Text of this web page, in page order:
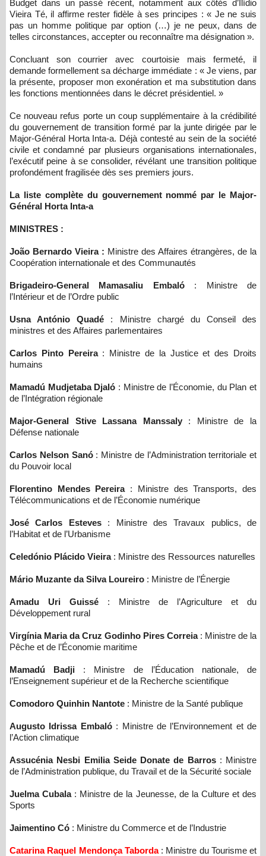
Budget dans un passé récent, notamment aux côtés d’Ilídio
Vieira Té, il affirme rester fidèle à ses principes : « Je ne suis
pas un homme politique par option (…) je ne peux, dans de
telles circonstances, accepter ou reconnaître ma désignation ».
Concluant son courrier avec courtoisie mais fermeté, il
demande formellement sa décharge immédiate : « Je viens, par
la présente, proposer mon exonération et ma substitution dans
les fonctions mentionnées dans le décret présidentiel. »
Ce nouveau refus porte un coup supplémentaire à la crédibilité
du gouvernement de transition formé par la junte dirigée par le
Major-Général Horta Inta-a. Déjà contesté au sein de la société
civile et condamné par plusieurs organisations internationales,
l’exécutif peine à se consolider, révélant une transition politique
profondément fragilisée dès ses premiers jours.
La liste complète du gouvernement nommé par le Major-
Général Horta Inta-a
MINISTRES :
João Bernardo Vieira : Ministre des Affaires étrangères, de la
Coopération internationale et des Communautés
Brigadeiro-General Mamasaliu Embaló: Ministre de
l’Intérieur et de l’Ordre public
Usna António Quadé : Ministre chargé du Conseil des
ministres et des Affaires parlementaires
Carlos Pinto Pereira : Ministre de la Justice et des Droits
humains
Mamadú Mudjetaba Djaló : Ministre de l’Économie, du Plan et
de l’Intégration régionale
Major-General Stive Lassana Manssaly: Ministre de la
Défense nationale
Carlos Nelson Sanó: Ministre de l’Administration territoriale et
du Pouvoir local
Florentino Mendes Pereira: Ministre des Transports, des
Télécommunications et de l’Économie numérique
José Carlos Esteves: Ministre des Travaux publics, de
l’Habitat et de l’Urbanisme
Celedónio Plácido Vieira: Ministre des Ressources naturelles
Mário Muzante da Silva Loureiro : Ministre de l’Énergie
Amadu Uri Guissé : Ministre de l’Agriculture et du
Développement rural
Virgínia Maria da Cruz Godinho Pires Correia: Ministre de la
Pêche et de l’Économie maritime
Mamadú Badji : Ministre de l’Éducation nationale, de
l’Enseignement supérieur et de la Recherche scientifique
Comodoro Quinhin Nantote : Ministre de la Santé publique
Augusto Idrissa Embaló: Ministre de l’Environnement et de
l’Action climatique
Assucénia Nesbi Emilia Seide Donate de Barros: Ministre
de l’Administration publique, du Travail et de la Sécurité sociale
Juelma Cubala: Ministre de la Jeunesse, de la Culture et des
Sports
Jaimentino Có : Ministre du Commerce et de l’Industrie
Catarina Raquel Mendonça Taborda: Ministre du Tourisme et